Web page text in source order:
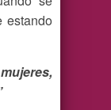
estando